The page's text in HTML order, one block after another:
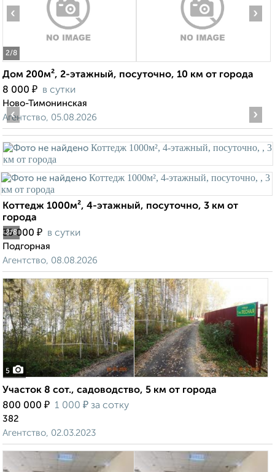
2/8
‹ ›
Дом 200м², 2-этажный, посуточно, 10 км от города
8 000 ₽ в сутки
Ново-Тимонинская
Агентство, 05.08.2026
2/8
‹ ›
Коттедж 1000м², 4-этажный, посуточно, 3 км от
города
35 000 ₽ в сутки
Подгорная
Агентство, 08.08.2026
5
Участок 8 сот., садоводство, 5 км от города
800 000 ₽ 1 000 ₽ за сотку
382
Агентство, 02.03.2023